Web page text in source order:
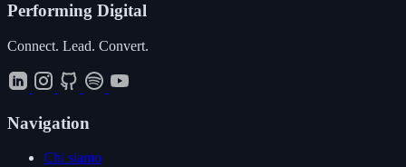
Performing Digital
Connect. Lead. Convert.
Navigation
Chi siamo